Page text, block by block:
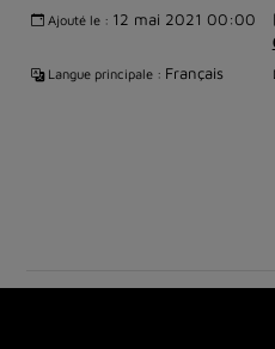
Ajouté le : 12 mai 2021 00:00
Langue principale : Français